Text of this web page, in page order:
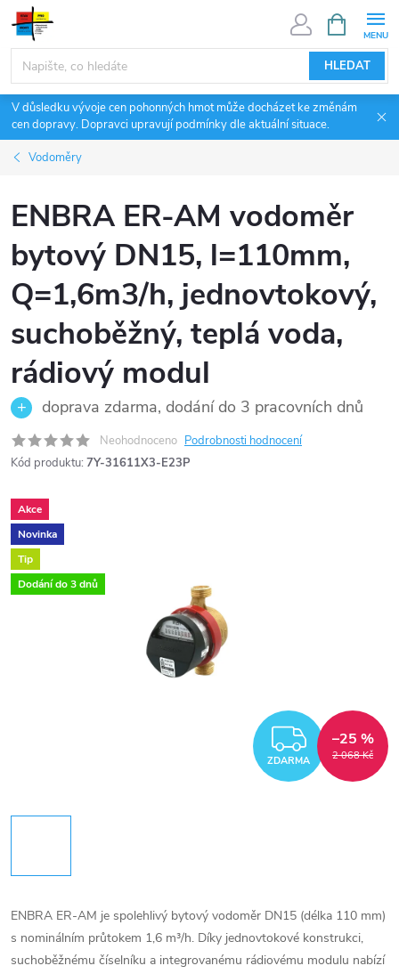
Přejít
obsah
HLEDAT
NÁKUPNÍ
KOŠÍK
V důsledku vývoje cen pohonných hmot může docházet ke změnám
cen dopravy. Dopravci upravují podmínky dle aktuální situace.
Vodoměry
ENBRA ER-AM vodoměr
bytový DN15, l=110mm,
Q=1,6m3/h, jednovtokový,
suchoběžný, teplá voda,
rádiový modul
doprava zdarma, dodání do 3 pracovních dnů
Neohodnoceno Podrobnosti hodnocení
Kód produktu: 7Y-31611X3-E23P
Akce
Novinka
Tip
Dodání do 3 dnů
ZDARMA 2 068 Kč
–25 %
ENBRA ER-AM je spolehlivý bytový vodoměr DN15 (délka 110 mm)
s nominálním průtokem 1,6 m³/h. Díky jednovtokové konstrukci,
suchoběžnému číselníku a integrovanému rádiovému modulu nabízí